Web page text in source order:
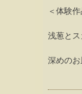
＜体験作
浅葱とス
深めのお